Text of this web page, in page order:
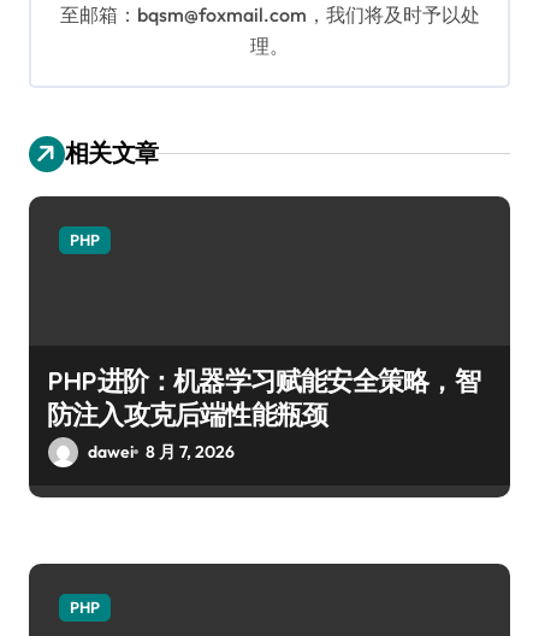
至邮箱：bqsm@foxmail.com，我们将及时予以处
理。
相关文章
PHP
PHP进阶：机器学习赋能安全策略，智
防注入攻克后端性能瓶颈
dawei 8 月 7, 2026
PHP